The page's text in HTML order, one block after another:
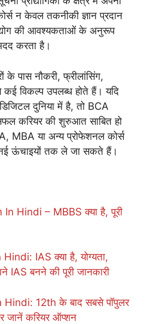
न केवल तकनीकी ज्ञान प्रदान
की आवश्यकताओं के अनुरूप
करता है।
के पास नौकरी, फ्रीलांसिंग,
कई विकल्प उपलब्ध होते हैं। यदि
दुनिया में है, तो BCA
करियर की शुरुआत साबित हो
या अन्य प्रोफेशनल कोर्स
ऊंचाइयों तक ले जा सकते हैं।
Hindi – MBBS क्या है, पूरी
IAS क्या है, योग्यता,
IAS बनने की पूरी जानकारी
12th के बाद सबसे पॉपुलर
जानें करियर ऑप्शन